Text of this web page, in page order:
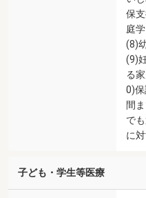
保
庭
(8)
(9)
る
0)
間
で
に
子ども・学生等医療